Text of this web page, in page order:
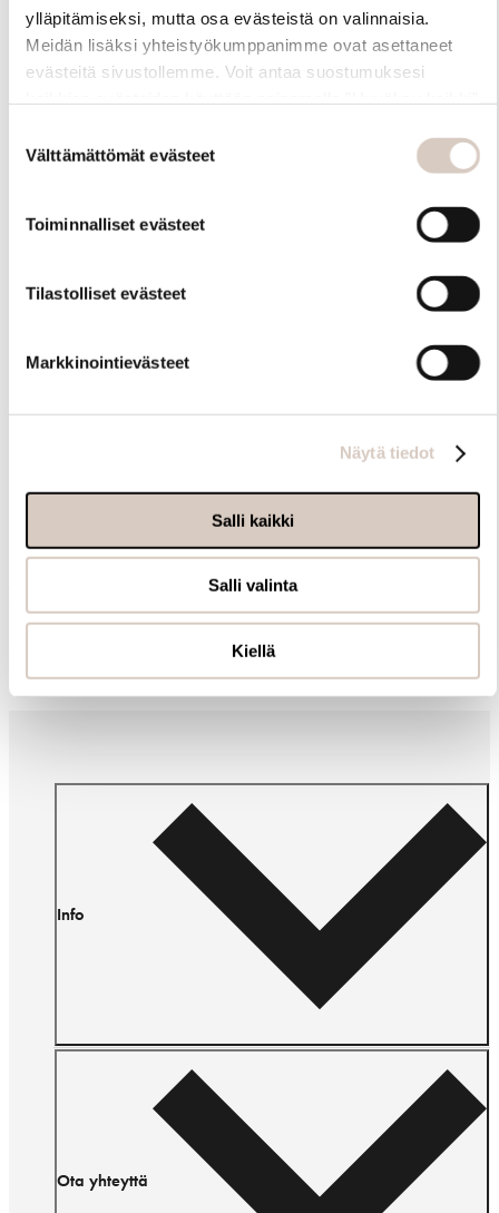
ylläpitämiseksi, mutta osa evästeistä on valinnaisia.
Meidän lisäksi yhteistyökumppanimme ovat asettaneet
evästeitä sivustollemme. Voit antaa suostumuksesi
myöhemmin ”Evästeasetukset” -linkin kautta.
valinta
Välttämättömät evästeet
Toiminnalliset evästeet
Tilastolliset evästeet
Markkinointievästeet
Näytä tiedot
Salli kaikki
Salli valinta
Kiellä
Samankaltaisia tuotteita
Muut ostivat myös
Info
Ota yhteyttä